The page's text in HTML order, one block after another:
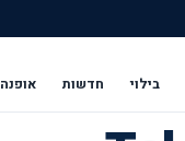
בילוי חדשות אופנה